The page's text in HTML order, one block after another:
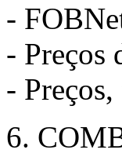
-
- Preços
-
6.